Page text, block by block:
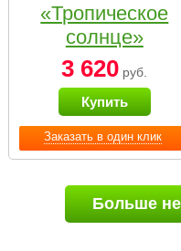
Заказать в один клик
«Тропическое
солнце»
3 620 руб.
Купить
Больше